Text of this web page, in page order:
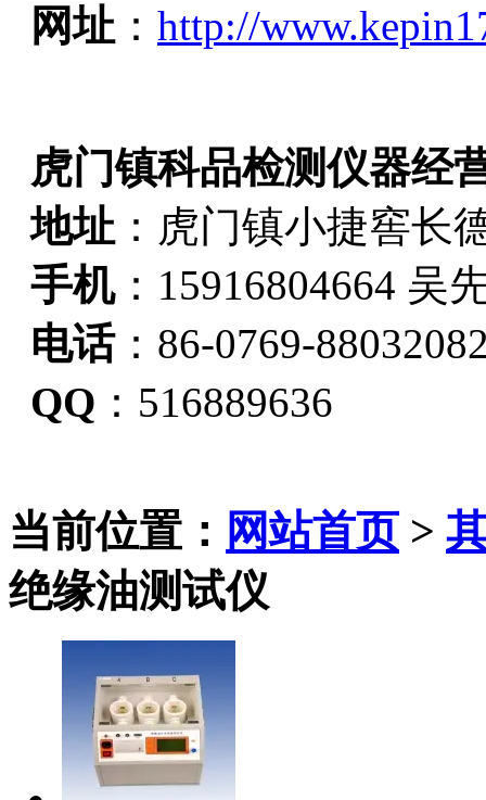
网址 ： http://
虎门镇科品检测仪器经
地址 ：虎门镇小捷窖长
手机：15916804664 吴
电话：86-0769-
QQ ：516889636
当前位置： 网站首页>
绝缘油测试仪